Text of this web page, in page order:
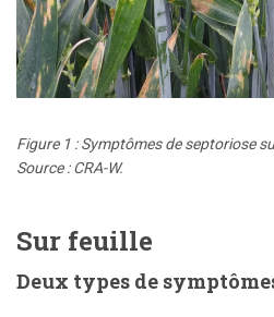
Figure 1 : Symptômes de septoriose
Source : CRA-W.
Sur feuille
Deux types de